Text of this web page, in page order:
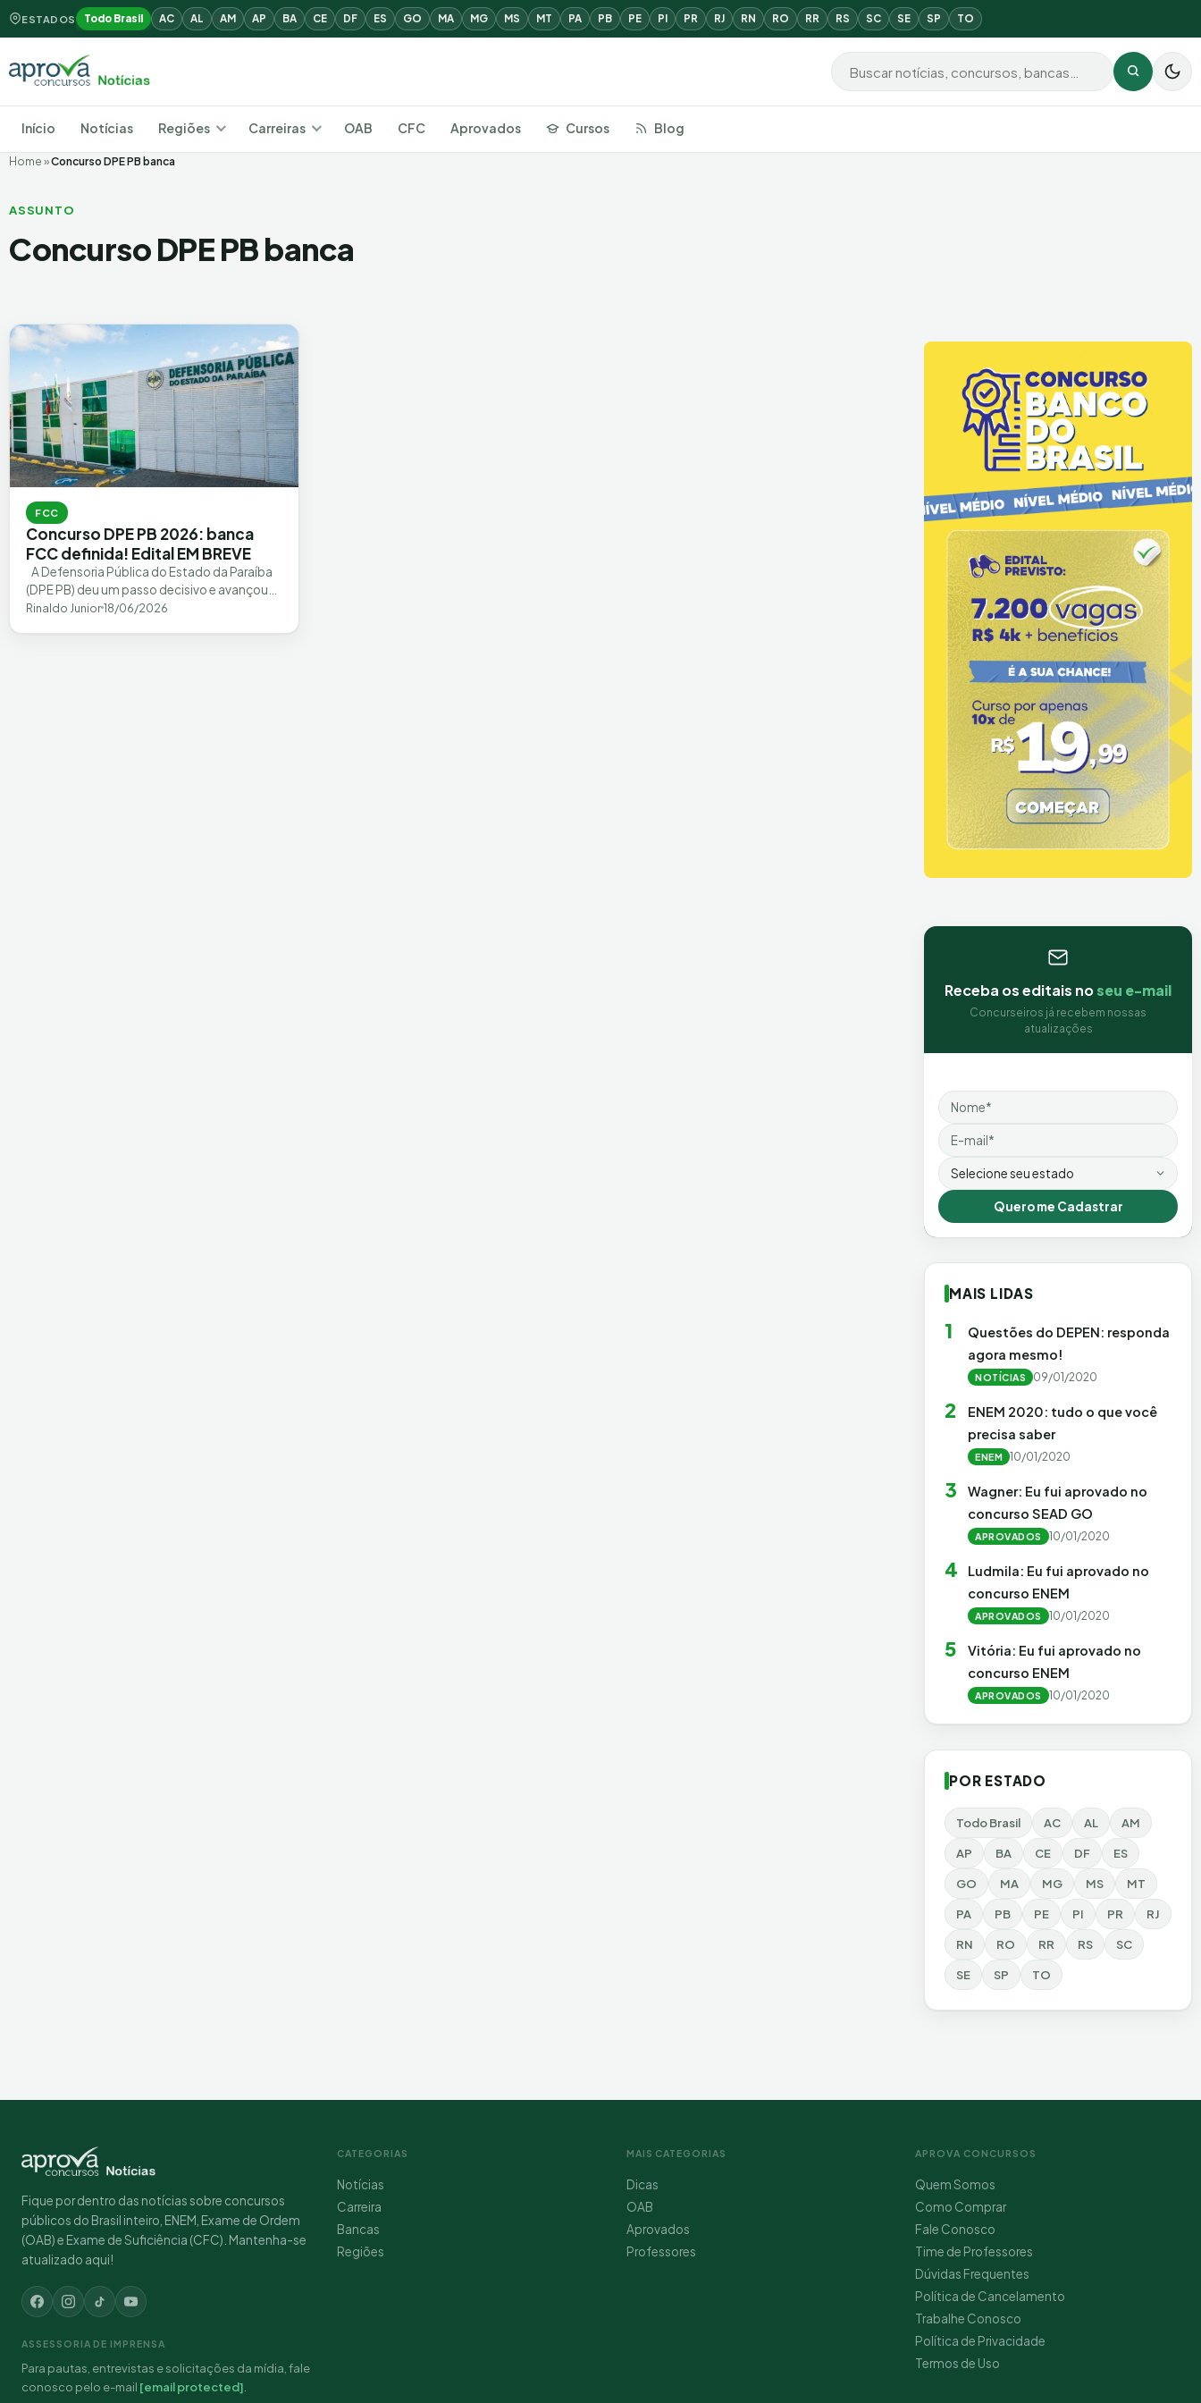
ESTADOS Todo Brasil AC AL AM AP BA CE DF ES GO MA MG MS MT PA PB PE PI PR RJ RN RO RR RS SC SE SP TO
Buscar por: Buscar
Início Notícias Regiões Carreiras OAB CFC Aprovados Cursos Blog
Home »Concurso DPE PB banca
ASSUNTO
Concurso DPE PB banca
FCC
Concurso DPE PB 2026: banca
FCC definida! Edital EM BREVE
ㅤ A Defensoria Pública do Estado da Paraíba
(DPE PB) deu um passo decisivo e avançou
na realização do seu primeiro…
Rinaldo Junior18/06/2026
Receba os editais noseu e-mail
Concurseiros já recebem nossas
atualizações
Nome
Email
Estado
Quero me Cadastrar
MAIS LIDAS
1
Questões do DEPEN: responda
agora mesmo!
NOTÍCIAS 09/01/2020
2
ENEM 2020: tudo o que você
precisa saber
ENEM 10/01/2020
3
Wagner: Eu fui aprovado no
concurso SEAD GO
APROVADOS 10/01/2020
4
Ludmila: Eu fui aprovado no
concurso ENEM
APROVADOS 10/01/2020
5
Vitória: Eu fui aprovado no
concurso ENEM
APROVADOS 10/01/2020
POR ESTADO
Todo Brasil AC AL AM
AP BA CE DF ES
GO MA MG MS MT
PA PB PE PI PR RJ
RN RO RR RS SC
SE SP TO
Fique por dentro das notícias sobre concursos
públicos do Brasil inteiro, ENEM, Exame de Ordem
(OAB) e Exame de Suficiência (CFC). Mantenha-se
atualizado aqui!
ASSESSORIA DE IMPRENSA
Para pautas, entrevistas e solicitações da mídia, fale
conosco pelo e-mail [email protected]
CATEGORIAS
Notícias
Carreira
Bancas
Regiões
MAIS CATEGORIAS
Dicas
OAB
Aprovados
Professores
APROVA CONCURSOS
Quem Somos
Como Comprar
Fale Conosco
Time de Professores
Dúvidas Frequentes
Política de Cancelamento
Trabalhe Conosco
Política de Privacidade
Termos de Uso